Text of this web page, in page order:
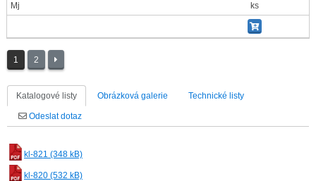
Mj
ks
1 2
Katalogové listy Obrázková galerie Technické listy
Odeslat dotaz
kl-821 (348 kB)
kl-820 (532 kB)